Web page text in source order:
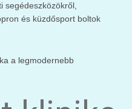
segédeszközökről,
és küzdősport boltok
a legmodernebb